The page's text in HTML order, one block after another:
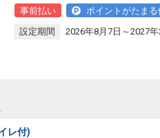
事前払い
ポイントがたまる
設定期間
2026年8月7日～2027年
レ付)